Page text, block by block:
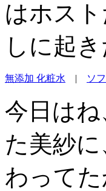
はホス
しに起
無添加 化粧水 | ソ
今日は
た美紗
わって